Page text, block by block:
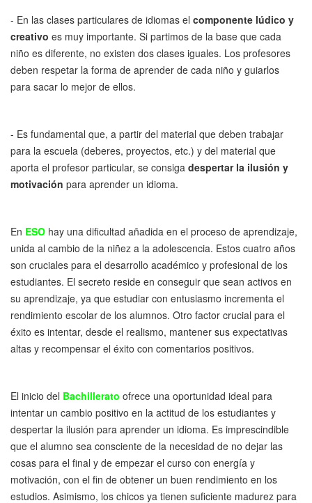
- En las clases particulares de idiomas el componente lúdico y
creativo es muy importante. Si partimos de la base que cada
niño es diferente, no existen dos clases iguales. Los profesores
deben respetar la forma de aprender de cada niño y guiarlos
para sacar lo mejor de ellos.
- Es fundamental que, a partir del material que deben trabajar
para la escuela (deberes, proyectos, etc.) y del material que
aporta el profesor particular, se consiga despertar la ilusión y
motivación para aprender un idioma.
En ESO hay una dificultad añadida en el proceso de aprendizaje,
unida al cambio de la niñez a la adolescencia. Estos cuatro años
son cruciales para el desarrollo académico y profesional de los
estudiantes. El secreto reside en conseguir que sean activos en
su aprendizaje, ya que estudiar con entusiasmo incrementa el
rendimiento escolar de los alumnos. Otro factor crucial para el
éxito es intentar, desde el realismo, mantener sus expectativas
altas y recompensar el éxito con comentarios positivos.
El inicio del Bachillerato ofrece una oportunidad ideal para
intentar un cambio positivo en la actitud de los estudiantes y
despertar la ilusión para aprender un idioma. Es imprescindible
que el alumno sea consciente de la necesidad de no dejar las
cosas para el final y de empezar el curso con energía y
motivación, con el fin de obtener un buen rendimiento en los
estudios. Asimismo, los chicos ya tienen suficiente madurez para